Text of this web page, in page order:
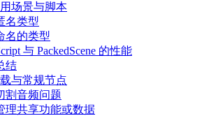
场景与脚本
名类型
名的类型
与 PackedScene 的性能
结
与常规节点
割音频问题
理共享功能或数据